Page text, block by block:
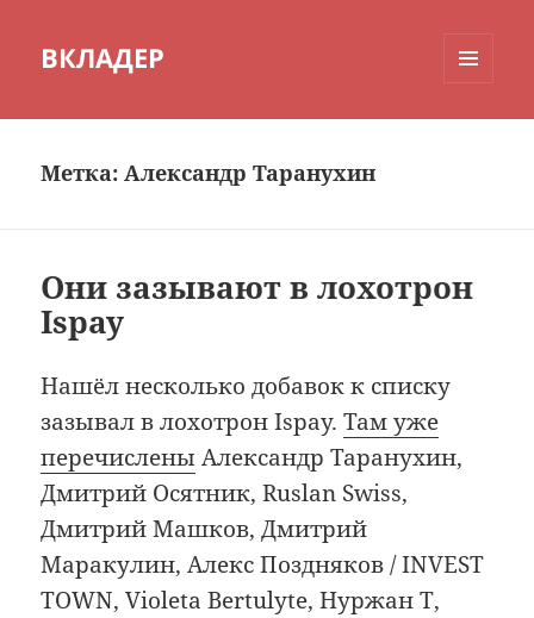
ВКЛАДЕР
Метка:Александр Таранухин
Они зазывают в лохотрон
Ispay
Нашёл несколько добавок к списку
зазывал в лохотрон Ispay.Там уже
перечислены Александр Таранухин,
Дмитрий Осятник, Ruslan Swiss,
Дмитрий Машков, Дмитрий
Маракулин, Алекс Поздняков / INVEST
TOWN, Violeta Bertulyte, Нуржан Т,